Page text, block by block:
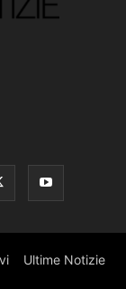
Ultime Notizie